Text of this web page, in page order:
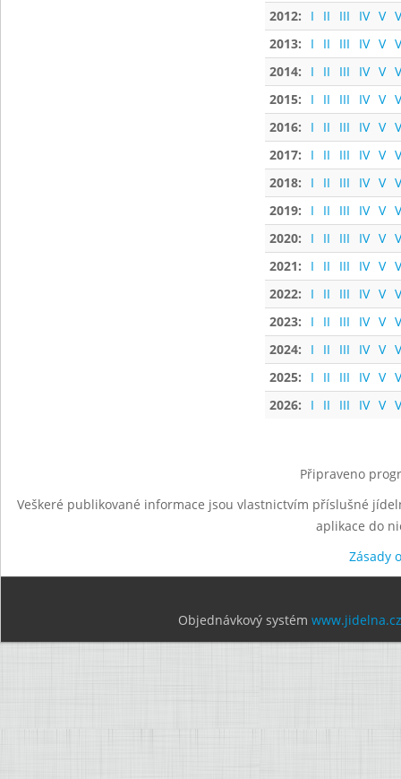
2012:
I II III IV V
2013:
I II III IV V
2014:
I II III IV V
2015:
I II III IV V
2016:
I II III IV V
2017:
I II III IV V
2018:
I II III IV V
2019:
I II III IV V
2020:
I II III IV V
2021:
I II III IV V
2022:
I II III IV V
2023:
I II III IV V
2024:
I II III IV V
2025:
I II III IV V
2026:
I II III IV V
Připraveno
Veškeré publikované informace jsou vlastnictvím příslušné
aplikace do
Zásady
Objednávkový systém www.jidelna.cz